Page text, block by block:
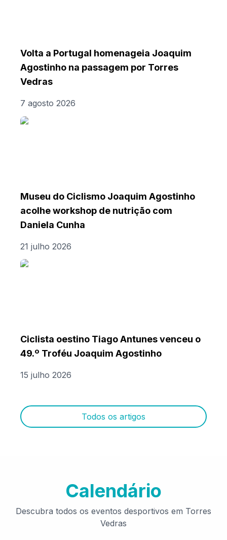
Volta a Portugal homenageia Joaquim
Agostinho na passagem por Torres
Vedras
7 agosto 2026
Museu do Ciclismo Joaquim Agostinho
acolhe workshop de nutrição com
Daniela Cunha
21 julho 2026
Ciclista oestino Tiago Antunes venceu o
49.º Troféu Joaquim Agostinho
15 julho 2026
Todos os artigos
Calendário
Descubra todos os eventos desportivos em Torres
Vedras